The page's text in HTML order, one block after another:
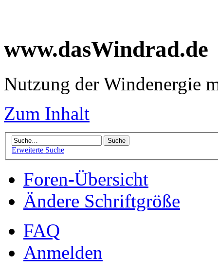
www.dasWindrad.de
Nutzung der Windenergie
Zum Inhalt
Erweiterte Suche
Foren-Übersicht
Ändere Schriftgröße
FAQ
Anmelden